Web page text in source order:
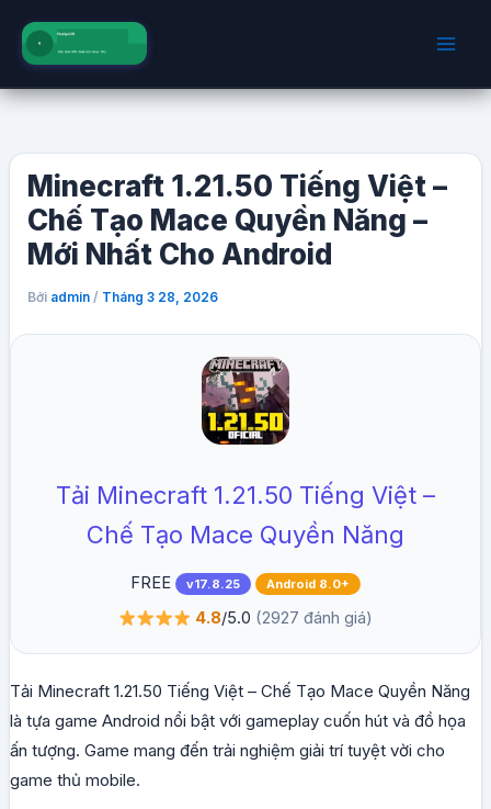
dung
Minecraft 1.21.50 Tiếng Việt –
Chế Tạo Mace Quyền Năng –
Mới Nhất Cho Android
Bởi admin / Tháng 3 28, 2026
Tải Minecraft 1.21.50 Tiếng Việt –
Chế Tạo Mace Quyền Năng
FREE v17.8.25 Android 8.0+
4.8/5.0 (2927 đánh giá)
Tải Minecraft 1.21.50 Tiếng Việt – Chế Tạo Mace Quyền Năng
là tựa game Android nổi bật với gameplay cuốn hút và đồ họa
ấn tượng. Game mang đến trải nghiệm giải trí tuyệt vời cho
game thủ mobile.